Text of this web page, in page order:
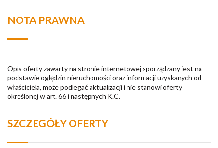
NOTA PRAWNA
Opis oferty zawarty na stronie internetowej sporządzany jest na
podstawie oględzin nieruchomości oraz informacji uzyskanych od
właściciela, może podlegać aktualizacji i nie stanowi oferty
określonej w art. 66 i następnych K.C.
SZCZEGÓŁY OFERTY